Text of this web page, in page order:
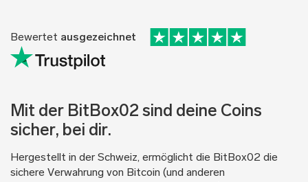
Bewertet ausgezeichnet
Mit der BitBox02 sind deine Coins
sicher, bei dir.
Hergestellt in der Schweiz, ermöglicht die BitBox02 die
sichere Verwahrung von Bitcoin (und anderen